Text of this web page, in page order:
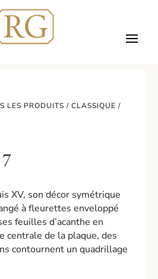
LES PRODUITS /CLASSIQUE /
XV, son décor symétrique
à fleurettes enveloppé
feuilles d’acanthe en
centrale de la plaque, des
contournent un quadrillage